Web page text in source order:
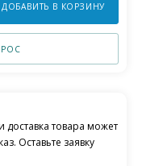
ДОБАВИТЬ В КОРЗИНУ
доставка товара может
Оставьте заявку